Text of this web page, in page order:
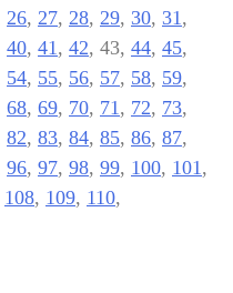
26, 27, 28, 29, 30, 31 ,
40, 41 , 42, 43, 44, 45,
54, 55, 56, 57, 58, 59,
68, 69, 70, 71 , 72, 73,
82, 83, 84, 85, 86, 87,
96, 97, 98, 99, 100, 101 ,
108, 109, 110,